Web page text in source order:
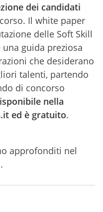
dei candidati
Il white paper
delle Soft Skill
una guida preziosa
che desiderano
talenti, partendo
di concorso
nella
ed è gratuito.
approfonditi nel